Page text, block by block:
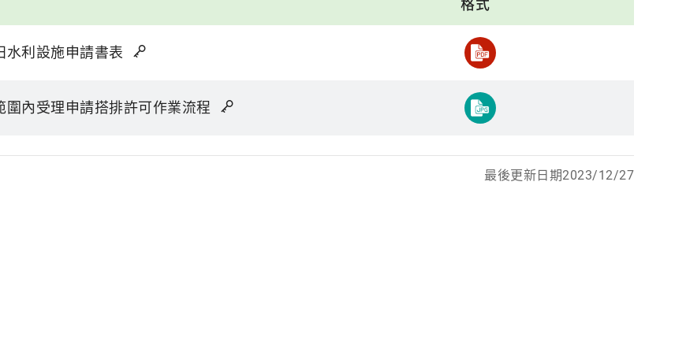
格式
水利設施申請書表
圍內受理申請搭排許可作業流程
最後更新日期2023/12/27